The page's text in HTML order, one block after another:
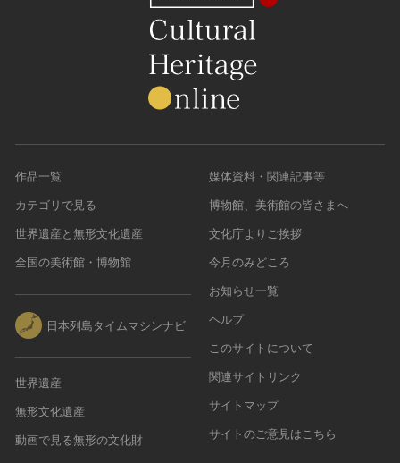
作品一覧
カテゴリで見る
世界遺産と無形文化遺産
全国の美術館・博物館
日本列島タイムマシンナビ
世界遺産
無形文化遺産
動画で見る無形の文化財
媒体資料・関連記事等
博物館、美術館の皆さまへ
文化庁よりご挨拶
今月のみどころ
お知らせ一覧
ヘルプ
このサイトについて
関連サイトリンク
サイトマップ
サイトのご意見はこちら